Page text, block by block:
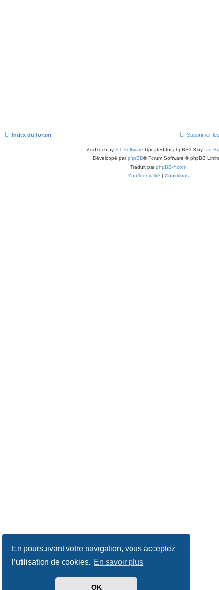
En poursuivant votre navigation, vous acceptez
l’utilisation de cookies. En savoir plus
OK
Index du forum Supprimer
AcidTech by ST Software Updated for phpBB3.3 by Ian
Développé parphpBB® Forum Software © phpBB
Traduit parphpBB-fr.com
Confidentialité | Conditions